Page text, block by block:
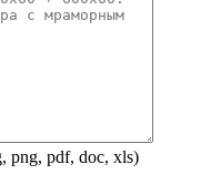
png, pdf, doc, xls)